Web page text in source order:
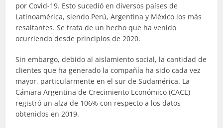
por Covid-19. Esto sucedió en diversos países de
Latinoamérica, siendo Perú, Argentina y México los más
resaltantes. Se trata de un hecho que ha venido
ocurriendo desde principios de 2020.
Sin embargo, debido al aislamiento social, la cantidad de
clientes que ha generado la compañía ha sido cada vez
mayor, particularmente en el sur de Sudamérica. La
Cámara Argentina de Crecimiento Económico (CACE)
registró un alza de 106% con respecto a los datos
obtenidos en 2019.